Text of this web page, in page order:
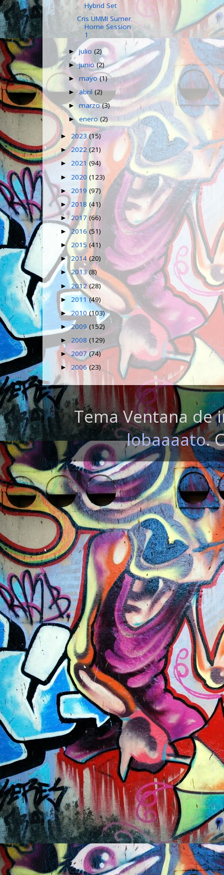
Hybrid Set
Cris UMMI Sumer
Home Session
1
►julio(2)
►junio(2)
►mayo(1)
►abril(2)
►marzo(3)
►enero(2)
► 2023(15)
►2022(21)
► 2021(94)
► 2020 (123)
► 2019 (97)
►2018 (41)
► 2017(66)
►2016 (51)
► 2015 (41)
►2014(20)
►2013(8)
► 2012(28)
► 2011(49)
►2010(103)
►2009 (152)
► 2008 (129)
►2007(74)
► 2006(23)
Tema Ventana de
lobaaaato.